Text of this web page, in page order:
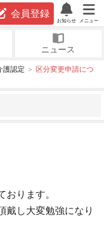
会員登録
お知らせ メニュー
ニュース
護認定
区分変更申請につ
ります。
戴し大変勉強になり